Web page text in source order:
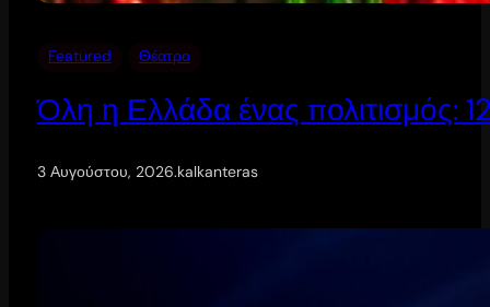
Featured Θέατρο
Όλη η Ελλάδα ένας πολιτισμός:
3 Αυγούστου, 2026.kalkanteras